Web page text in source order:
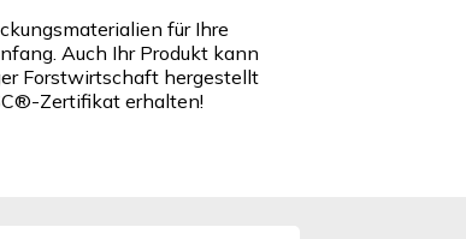
für Ihre
Auch Ihr Produkt kann
Forstwirtschaft hergestellt
Zertifikat erhalten!